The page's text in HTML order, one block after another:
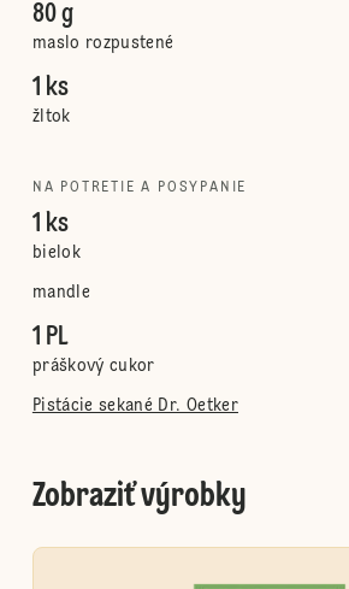
80 g
maslo rozpustené
1 ks
žltok
NA POTRETIE A POSYPANIE
1 ks
bielok
mandle
1 PL
práškový cukor
Pistácie sekané Dr. Oetker
Zobraziť výrobky